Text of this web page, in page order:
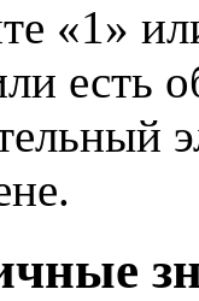
«1»
есть